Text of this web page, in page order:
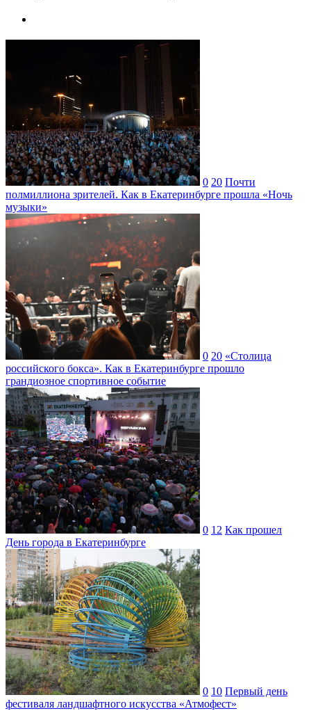
0 20 Почти
полмиллиона зрителей. Как в Екатеринбурге прошла «Ночь
музыки»
0 20 «Столица
российского бокса». Как в Екатеринбурге прошло
грандиозное спортивное событие
0 12 Как прошел
День города в Екатеринбурге
0 10 Первый день
фестиваля ландшафтного искусства «Атмофест»